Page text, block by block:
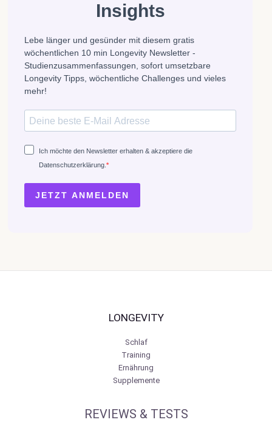
Insights
Lebe länger und gesünder mit diesem gratis
wöchentlichen 10 min Longevity Newsletter -
Studienzusammenfassungen, sofort umsetzbare
Longevity Tipps, wöchentliche Challenges und vieles
mehr!
Ich möchte den Newsletter erhalten & akzeptiere die
Datenschutzerklärung.
JETZT ANMELDEN
LONGEVITY
Schlaf
Training
Ernährung
Supplemente
REVIEWS & TESTS